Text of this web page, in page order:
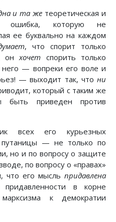
и та же теоретическая и
ошибка, которую не
ее буквально на каждом
, что спорит только
онхочет спорить только
— вопреки его воле и
— выходит так, что ни
который с таким же
приведен против
всех его курьезных
путаницы — не только по
но и по вопросу о защите
по вопросу о «правах»
что его мысль придавлена
в корне
к демократии